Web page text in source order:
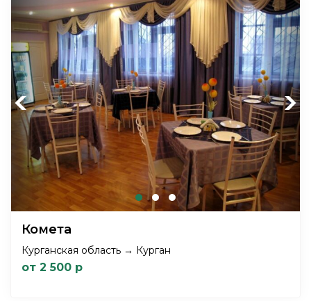
Previous Next
Комета
Курганская область → Курган
от 2 500 р